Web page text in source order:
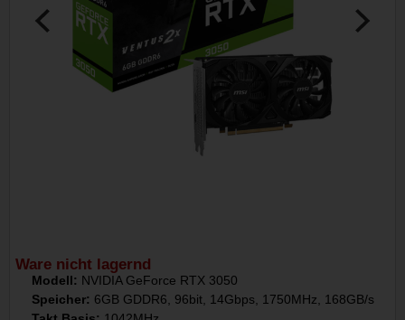
Ware nicht lagernd
Modell: NVIDIA GeForce RTX 3050
Speicher: 6GB GDDR6, 96bit, 14Gbps, 1750MHz, 168GB/s